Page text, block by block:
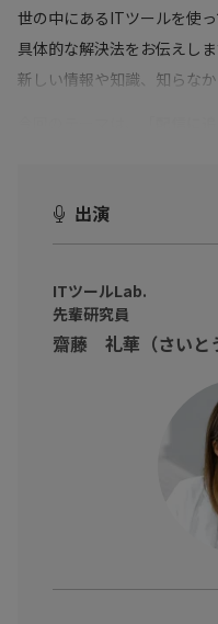
世の中にあるITツールを使っ
具体的な解決法をお伝えしま
新しい情報や知識、知らな
オンラインセミナーの当日
録画処理まで気が抜けない。
手が回らない――そんな悩み
うか。
ライブ配信はもちろん、事
似ライブ」、LP作成、申込
ト、アーカイブ公開までを
配信当日の張り付き運用を
組み”へと転換することがで
操作しながら、
出演
ITツールLab.
先輩研究員
齋藤 礼華（さいと